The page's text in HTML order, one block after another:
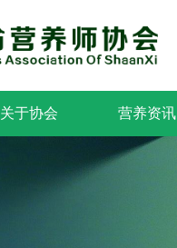
关于协会 营养资讯